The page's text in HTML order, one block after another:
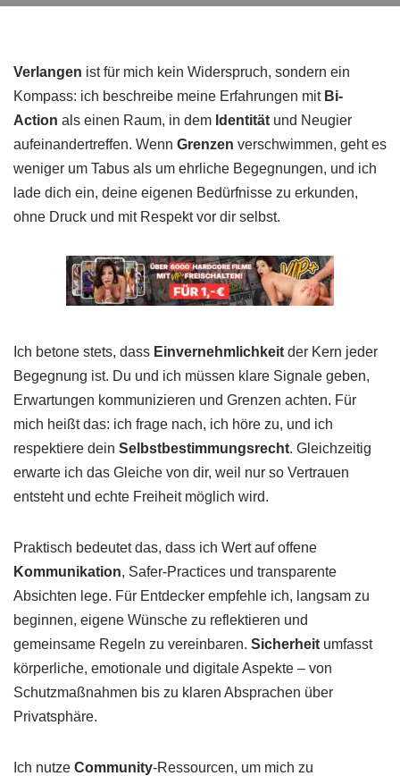
Verlangen ist für mich kein Widerspruch, sondern ein
Kompass: ich beschreibe meine Erfahrungen mit Bi-
Action als einen Raum, in dem Identität und Neugier
aufeinandertreffen. Wenn Grenzen verschwimmen, geht es
weniger um Tabus als um ehrliche Begegnungen, und ich
lade dich ein, deine eigenen Bedürfnisse zu erkunden,
ohne Druck und mit Respekt vor dir selbst.
Ich betone stets, dass Einvernehmlichkeit der Kern jeder
Begegnung ist. Du und ich müssen klare Signale geben,
Erwartungen kommunizieren und Grenzen achten. Für
mich heißt das: ich frage nach, ich höre zu, und ich
respektiere dein Selbstbestimmungsrecht. Gleichzeitig
erwarte ich das Gleiche von dir, weil nur so Vertrauen
entsteht und echte Freiheit möglich wird.
Praktisch bedeutet das, dass ich Wert auf offene
Kommunikation, Safer-Practices und transparente
Absichten lege. Für Entdecker empfehle ich, langsam zu
beginnen, eigene Wünsche zu reflektieren und
gemeinsame Regeln zu vereinbaren. Sicherheit umfasst
körperliche, emotionale und digitale Aspekte – von
Schutzmaßnahmen bis zu klaren Absprachen über
Privatsphäre.
Ich nutze Community-Ressourcen, um mich zu